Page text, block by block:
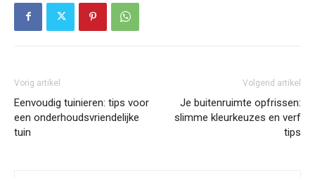
Vorig artikel
Eenvoudig tuinieren: tips voor
een onderhoudsvriendelijke
tuin
Volgend artikel
Je buitenruimte opfrissen:
slimme kleurkeuzes en verf
tips